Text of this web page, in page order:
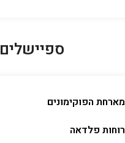
ספיישלים
מארחת הפוקימונים
רוחות פלדאה